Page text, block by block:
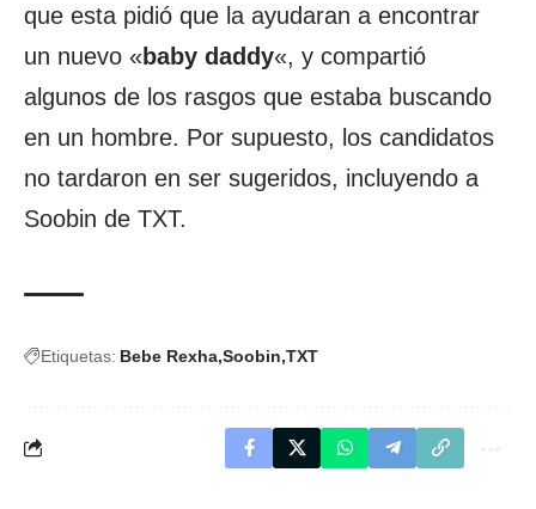
que esta pidió que la ayudaran a encontrar
un nuevo «baby daddy«, y compartió
algunos de los rasgos que estaba buscando
en un hombre. Por supuesto, los candidatos
no tardaron en ser sugeridos, incluyendo a
Soobin de TXT.
Etiquetas: Bebe Rexha Soobin TXT